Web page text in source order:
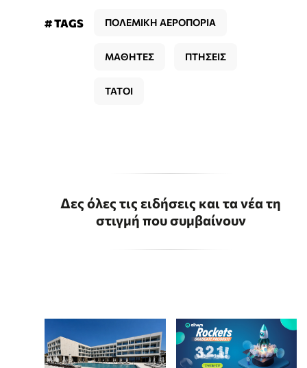
# TAGS ΠΟΛΕΜΙΚΗ ΑΕΡΟΠΟΡΙΑ
ΜΑΘΗΤΕΣ ΠΤΗΣΕΙΣ
ΤΑΤΟΙ
Δες όλες τις ειδήσεις και τα νέα τη
στιγμή που συμβαίνουν